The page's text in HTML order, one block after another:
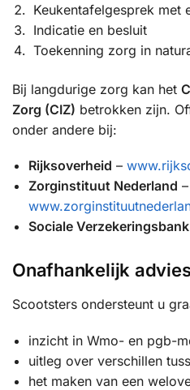
Keukentafelgesprek met
Indicatie en besluit
Toekenning zorg in
Bij langdurige zorg kan het
Zorg (CIZ) betrokken zijn.
onder andere bij:
Rijksoverheid –
Zorginstituut Nederland –
Sociale Verzekeringsbank
Onafhankelijk
Scootsters ondersteunt u
inzicht in Wmo- en pgb-
uitleg over verschillen
het maken van een